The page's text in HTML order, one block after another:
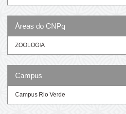
Áreas do CNPq
ZOOLOGIA
Campus
Campus Rio Verde